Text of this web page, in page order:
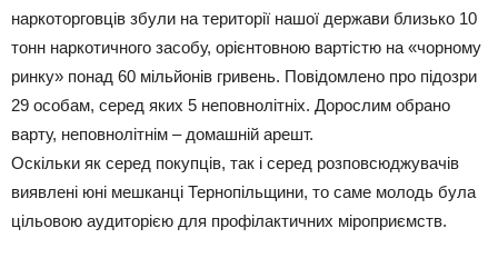
наркоторговців збули на території нашої держави близько 10
тонн наркотичного засобу, орієнтовною вартістю на «чорному
ринку» понад 60 мільйонів гривень. Повідомлено про підозри
29 особам, серед яких 5 неповнолітніх. Дорослим обрано
варту, неповнолітнім – домашній арешт.
Оскільки як серед покупців, так і серед розповсюджувачів
виявлені юні мешканці Тернопільщини, то саме молодь була
цільовою аудиторією для профілактичних міроприємств.